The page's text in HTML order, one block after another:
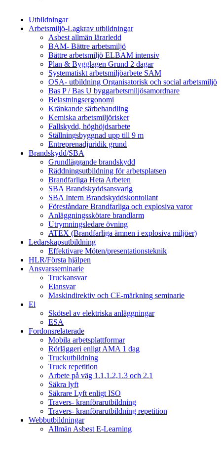
Utbildningar
Arbetsmiljö-Lagkrav utbildningar
Asbest allmän lärarledd
BAM- Bättre arbetsmiljö
Bättre arbetsmiljö ELBAM intensiv
Plan & Bygglagen Grund 2 dagar
Systematiskt arbetsmiljöarbete SAM
OSA- utbildning Organisatorisk och social arbetsmiljö
Bas P / Bas U byggarbetsmiljösamordnare
Belastningsergonomi
Kränkande särbehandling
Kemiska arbetsmiljörisker
Fallskydd, höghöjdsarbete
Ställningsbyggnad upp till 9 m
Entreprenadjuridik grund
Brandskydd/SBA
Grundläggande brandskydd
Räddningsutbildning för arbetsplatsen
Brandfarliga Heta Arbeten
SBA Brandskyddsansvarig
SBA Intern Brandskyddskontollant
Föreståndare Brandfarliga och explosiva varor
Anläggningsskötare brandlarm
Utrymningsledare övning
ATEX (Brandfarliga ämnen i explosiva miljöer)
Ledarskapsutbildning
Effektivare Möten/presentationsteknik
HLR/Första hjälpen
Ansvarsseminarie
Truckansvar
Elansvar
Maskindirektiv och CE-märkning seminarie
El
Skötsel av elektriska anläggningar
ESA
Fordonsrelaterade
Mobila arbetsplattformar
Rörläggeri enligt AMA 1 dag
Truckutbildning
Truck repetition
Arbete på väg 1.1,1.2,1.3 och 2.1
Säkra lyft
Säkrare Lyft enligt ISO
Travers- kranförarutbildning
Travers- kranförarutbildning repetition
Webbutbildningar
Allmän Asbest E-Learning